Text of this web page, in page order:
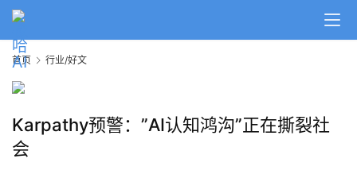
首页 行业/好文
Karpathy预警：”AI认知鸿沟”正在撕裂社
会